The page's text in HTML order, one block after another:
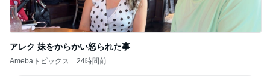
アレク 妹をからかい怒られた事
Amebaトピックス 24時間前